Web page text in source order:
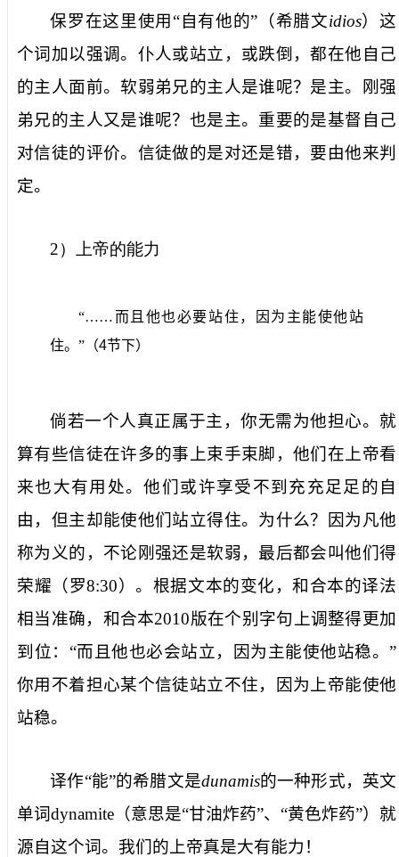
保罗在这里使用“自有他的”（希腊文idios）这
个词加以强调。仆人或站立，或跌倒，都在他自己
的主人面前。软弱弟兄的主人是谁呢？是主。刚强
弟兄的主人又是谁呢？也是主。重要的是基督自己
对信徒的评价。信徒做的是对还是错，要由他来判
定。
2）上帝的能力
“……而且他也必要站住，因为主能使他站
住。”（4节下）
倘若一个人真正属于主，你无需为他担心。就
算有些信徒在许多的事上束手束脚，他们在上帝看
来也大有用处。他们或许享受不到充充足足的自
由，但主却能使他们站立得住。为什么？因为凡他
称为义的，不论刚强还是软弱，最后都会叫他们得
荣耀（罗8:30）。根据文本的变化，和合本的译法
相当准确，和合本2010版在个别字句上调整得更加
到位：“而且他也必会站立，因为主能使他站稳。”
你用不着担心某个信徒站立不住，因为上帝能使他
站稳。
译作“能”的希腊文是dunamis的一种形式，英文
单词dynamite （意思是“甘油炸药”、“黄色炸药”）就
源自这个词。我们的上帝真是大有能力！